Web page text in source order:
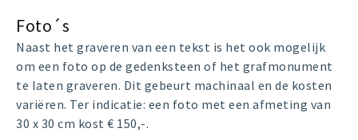
Foto´s
Naast het graveren van een tekst is het ook mogelijk
om een foto op de gedenksteen of het grafmonument
te laten graveren. Dit gebeurt machinaal en de kosten
variëren. Ter indicatie: een foto met een afmeting van
30 x 30 cm kost € 150,-.